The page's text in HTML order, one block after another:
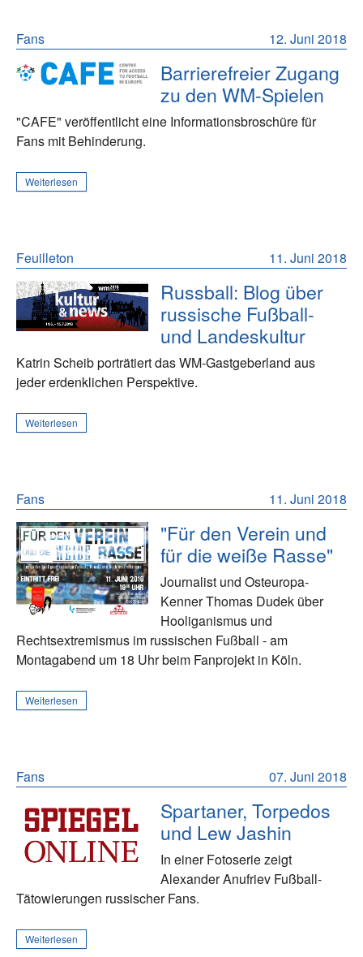
12. Juni 2018
Fans
Barrierefreier Zugang
zu den WM-Spielen
"CAFE" veröffentlicht eine Informationsbroschüre für
Fans mit Behinderung.
Weiterlesen
11. Juni 2018
Feuilleton
Russball: Blog über
russische Fußball-
und Landeskultur
Katrin Scheib porträtiert das WM-Gastgeberland aus
jeder erdenklichen Perspektive.
Weiterlesen
11. Juni 2018
Fans
"Für den Verein und
für die weiße Rasse"
Journalist und Osteuropa-
Kenner Thomas Dudek über
Hooliganismus und
Rechtsextremismus im russischen Fußball - am
Montagabend um 18 Uhr beim Fanprojekt in Köln.
Weiterlesen
07. Juni 2018
Fans
Spartaner, Torpedos
und Lew Jashin
In einer Fotoserie zeigt
Alexander Anufriev Fußball-
Tätowierungen russischer Fans.
Weiterlesen